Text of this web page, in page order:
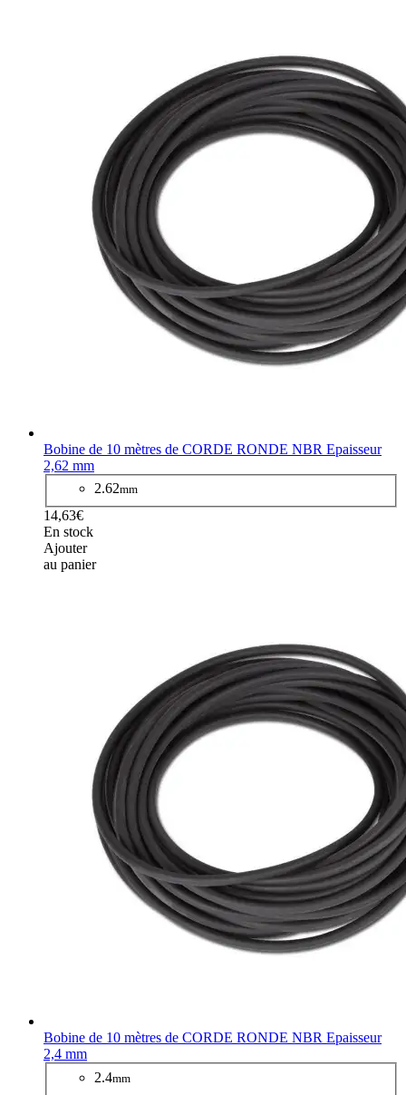
Bobine de 10 mètres de CORDE RONDE NBR Epaisseur
2,62 mm
2.62mm
14,63€
En stock
Ajouter
au panier
Bobine de 10 mètres de CORDE RONDE NBR Epaisseur
2,4 mm
2.4mm